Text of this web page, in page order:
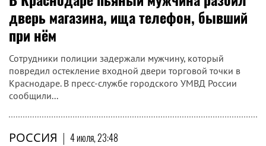
дверь магазина, ища телефон, бывший
при нём
Сотрудники полиции задержали мужчину, который
повредил остекление входной двери торговой точки в
Краснодаре. В пресс-службе городского УМВД России
сообщили...
РОССИЯ | 4 июля, 23:48